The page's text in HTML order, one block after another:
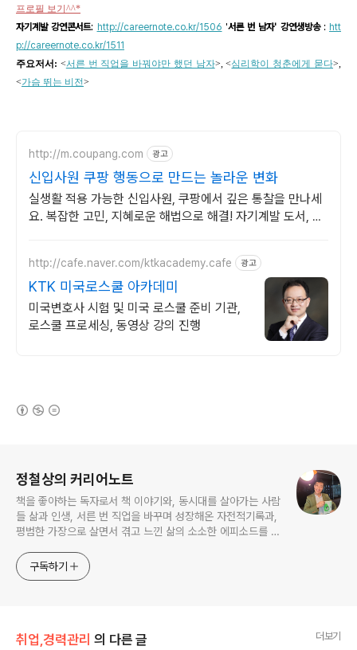
프로필 보기^^*
자기계발 강연콘서트: http://careernote.co.kr/1506 '서른 번 남자' 강연생방송: htt
p://careernote.co.kr/1511
주요저서: <서른 번 직업을 바꿔야만 했던 남자>, <심리학이 청춘에게 묻다>,
<가슴 뛰는 비전>
http://m.coupang.com 광고
신입사원 쿠팡 행동으로 만드는 놀라운 변화
실생활 적용 가능한 신입사원, 쿠팡에서 깊은 통찰을 만나세
요. 복잡한 고민, 지혜로운 해법으로 해결! 자기계발 도서, 삶
http://cafe.naver.com/ktkacademy.cafe 광고
KTK 미국로스쿨 아카데미
미국변호사 시험 및 미국 로스쿨 준비 기관,
로스쿨 프로세싱, 동영상 강의 진행
정철상의 커리어노트
책을 좋아하는 독자로서 책 이야기와, 동시대를 살아가는 사람
들 삶과 인생, 서른 번 직업을 바꾸며 성장해온 자전적기록과,
평범한 가장으로 살면서 겪고 느낀 삶의 소소한 에피소드를 전
고픈 커리어코치, 유튜브: 정교수의 인생수업
구독하기
취업,경력관리 의 다른 글 더보기